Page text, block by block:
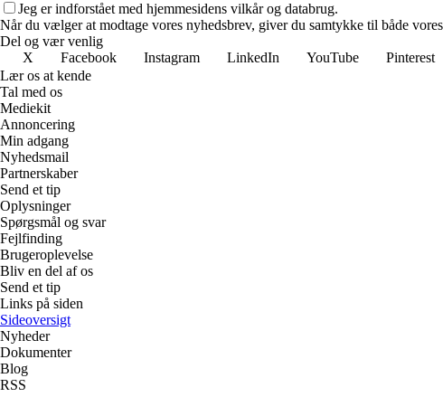
Jeg er indforstået med hjemmesidens vilkår og databrug.
Når du vælger at modtage vores nyhedsbrev, giver du samtykke til både
Del og vær venlig
X
Facebook Instagram LinkedIn YouTube Pinterest
Lær os at kende
Tal med os
Mediekit
Annoncering
Min adgang
Nyhedsmail
Partnerskaber
Send et tip
Oplysninger
Spørgsmål og svar
Fejlfinding
Brugeroplevelse
Bliv en del af os
Send et tip
Links på siden
Sideoversigt
Nyheder
Dokumenter
Blog
RSS